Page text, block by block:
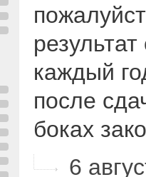
каждый
после
боках
6